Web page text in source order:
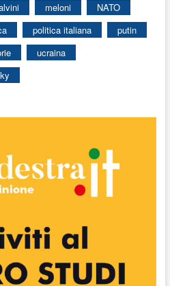
meloni
NATO
politica italiana
putin
ucraina